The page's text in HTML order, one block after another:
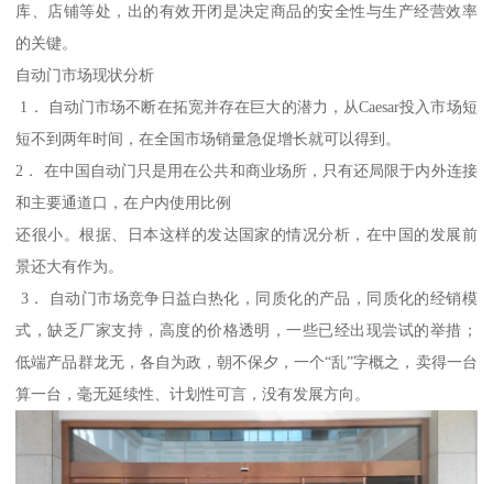
库、店铺等处，出的有效开闭是决定商品的安全性与生产经营效率
的关键。
自动门市场现状分析
1． 自动门市场不断在拓宽并存在巨大的潜力，从Caesar投入市场短
短不到两年时间，在全国市场销量急促增长就可以得到。
2． 在中国自动门只是用在公共和商业场所，只有还局限于内外连接
和主要通道口，在户内使用比例
还很小。根据、日本这样的发达国家的情况分析，在中国的发展前
景还大有作为。
3． 自动门市场竞争日益白热化，同质化的产品，同质化的经销模
式，缺乏厂家支持，高度的价格透明，一些已经出现尝试的举措；
低端产品群龙无，各自为政，朝不保夕，一个“乱”字概之，卖得一台
算一台，毫无延续性、计划性可言，没有发展方向。